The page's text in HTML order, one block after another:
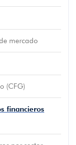
mercado
(CFG)
financieros